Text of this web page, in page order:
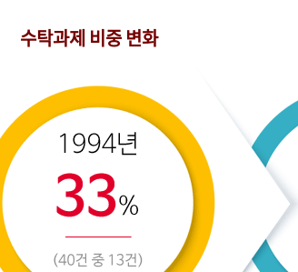
수탁과제 비중 변화